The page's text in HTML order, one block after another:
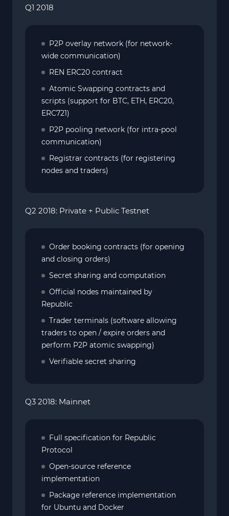
Q1 2018
P2P overlay network (for network-
wide communication)
REN ERC20 contract
Atomic Swapping contracts and
scripts (support for BTC, ETH, ERC20,
ERC721)
P2P pooling network (for intra-pool
communication)
Registrar contracts (for registering
nodes and traders)
Q2 2018: Private + Public Testnet
Order booking contracts (for opening
and closing orders)
Secret sharing and computation
Official nodes maintained by
Republic
Trader terminals (software allowing
traders to open / expire orders and
perform P2P atomic swapping)
Verifiable secret sharing
Q3 2018: Mainnet
Full specification for Republic
Protocol
Open-source reference
implementation
Package reference implementation
for Ubuntu and Docker